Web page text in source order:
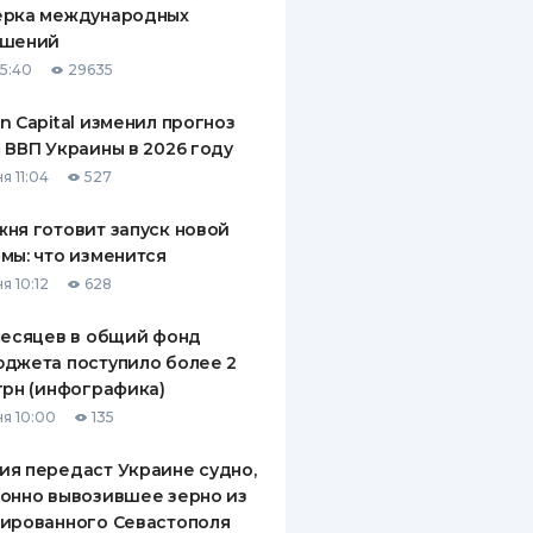
ПО
КОМПАНИИ
международных
29635
Capital изменил прогноз
ВВП Украины в 2026 году
11:04 527
готовит запуск новой
что изменится
10:12 628
в общий фонд
поступило более 2
(инфографика)
10:00 135
передаст Украине судно,
вывозившее зерно из
Севастополя